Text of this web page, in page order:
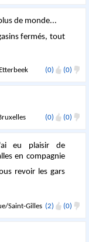
de monde...
fermés, tout
(0) (0)
(0) (0)
eu plaisir de
en compagnie
revoir les gars
Saint-Gilles (2) (0)